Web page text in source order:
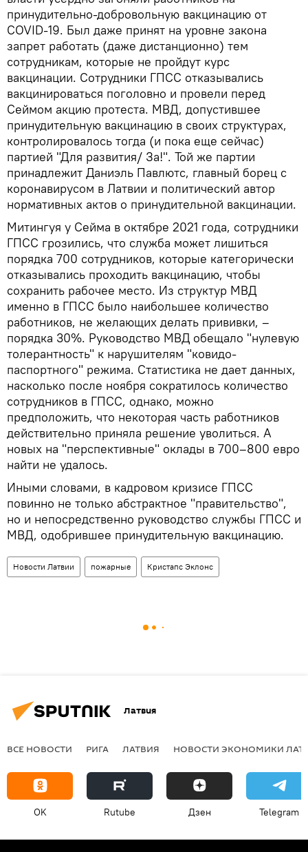
принудительно-добровольную вакцинацию от
COVID-19. Был даже принят на уровне закона
запрет работать (даже дистанционно) тем
сотрудникам, которые не пройдут курс
вакцинации. Сотрудники ГПСС отказывались
вакцинироваться поголовно и провели перед
Сеймом акцию протеста. МВД, допустившее
принудительную вакцинацию в своих структурах,
контролировалось тогда (и пока еще сейчас)
партией "Для развития/ За!". Той же партии
принадлежит Даниэль Павлютс, главный борец с
коронавирусом в Латвии и политический автор
нормативных актов о принудительной вакцинации.
Митингуя у Сейма в октябре 2021 года, сотрудники
ГПСС грозились, что служба может лишиться
порядка 700 сотрудников, которые категорически
отказывались проходить вакцинацию, чтобы
сохранить рабочее место. Из структур МВД
именно в ГПСС было наибольшее количество
работников, не желающих делать прививки, –
порядка 30%. Руководство МВД обещало "нулевую
толерантность" к нарушителям "ковидо-
паспортного" режима. Статистика не дает данных,
насколько после ноября сократилось количество
сотрудников в ГПСС, однако, можно
предположить, что некоторая часть работников
действительно приняла решение уволиться. А
новых на "перспективные" оклады в 700–800 евро
найти не удалось.
Иными словами, в кадровом кризисе ГПСС
повинно не только абстрактное "правительство",
но и непосредственно руководство службы ГПСС и
МВД, одобрившее принудительную вакцинацию.
Новости Латвии пожарные Кристапс Эклонс
Латвия
ВСЕ НОВОСТИ РИГА ЛАТВИЯ НОВОСТИ ЭКОНОМИКИ
OK Rutube Дзен Telegram